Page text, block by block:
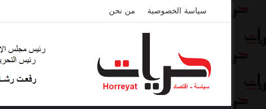
سياسة الخصوصية من نحن